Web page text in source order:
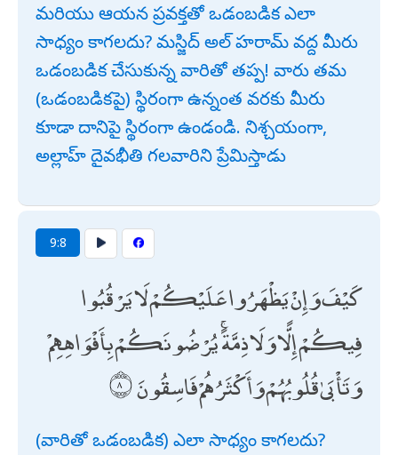
మరియు ఆయన ప్రవక్తతో ఒడంబడిక ఎలా
సాధ్యం కాగలదు? మస్జిద్ అల్ హరామ్ వద్ద మీరు
ఒడంబడిక చేసుకున్న వారితో తప్ప! వారు తమ
(ఒడంబడికపై) స్థిరంగా ఉన్నంత వరకు మీరు
కూడా దానిపై స్థిరంగా ఉండండి. నిశ్చయంగా,
అల్లాహ్ దైవభీతి గలవారిని ప్రేమిస్తాడు
9:8
كَيْفَ وَإِنْ يَظْهَرُوا عَلَيْكُمْ لَا يَرْقُبُوا
فِيكُمْ إِلًّا وَلَا ذِمَّةً ۚ يُرْضُونَكُمْ بِأَفْوَاهِهِمْ
وَتَأْبَىٰ قُلُوبُهُمْ وَأَكْثَرُهُمْ فَاسِقُونَ
(వారితో ఒడంబడిక) ఎలా సాధ్యం కాగలదు?